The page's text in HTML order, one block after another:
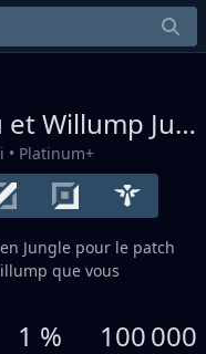
et Willump Jungle
• Platinum+
Jungle pour le patch
que vous
1 % 100 000